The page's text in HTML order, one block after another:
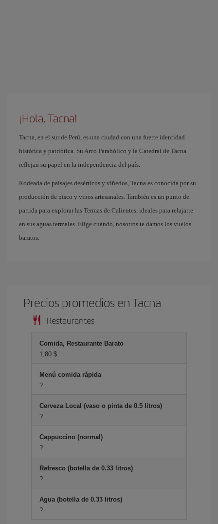
¡Hola, Tacna!
Tacna, en el sur de Perú, es una ciudad con una fuerte identidad
histórica y patriótica. Su Arco Parabólico y la Catedral de Tacna
reflejan su papel en la independencia del país.
Rodeada de paisajes desérticos y viñedos, Tacna es conocida por su
producción de pisco y vinos artesanales. También es un punto de
partida para explorar las Termas de Calientes, ideales para relajarte
en sus aguas termales. Elige cuándo, nosotros te damos los vuelos
baratos.
Precios promedios en Tacna
Restaurantes
Comida, Restaurante Barato
1,80 $
Menú comida rápida
?
Cerveza Local (vaso o pinta de 0.5 litros)
?
Cappuccino (normal)
?
Refresco (botella de 0.33 litros)
?
Agua (botella de 0.33 litros)
?